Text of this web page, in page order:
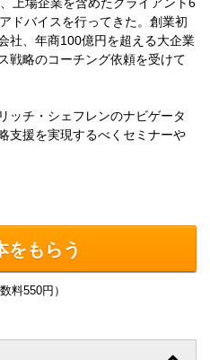
ドバイスを行ってきた。創業初
社、年商100億円を超える大企業
戦略のコーチング依頼を受けて
ッチ・シェフレンのナビゲータ
支援を実現するべくセミナーや
をもらう
料550円）